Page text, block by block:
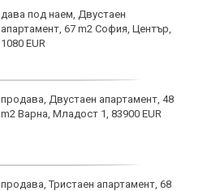
дава под наем, Двустаен
апартамент, 67 m2 София, Център,
1080 EUR
продава, Двустаен апартамент, 48
m2 Варна, Младост 1, 83900 EUR
продава, Тристаен апартамент, 68